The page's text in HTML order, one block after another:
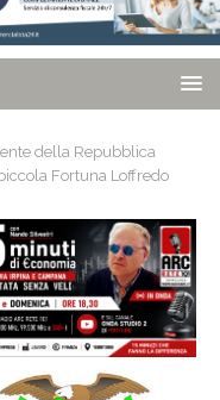
della Repubblica
Fortuna Loffredo